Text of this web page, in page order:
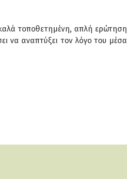
τοποθετημένη, απλή ερώτηση
να αναπτύξει τον λόγο του μέσα